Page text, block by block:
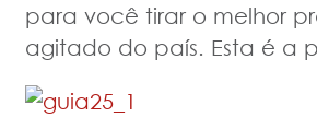
para você tirar o melhor
agitado do país. Esta é a